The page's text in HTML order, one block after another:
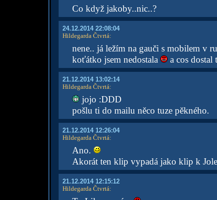
Co když jakoby..nic..?
24.12.2014 22:08:04
Hildegarda Čtvrtá:
nene.. já ležím na gauči s mobilem v
koťátko jsem nedostala
a cos dostal
21.12.2014 13:02:14
Hildegarda Čtvrtá:
jojo :DDD
pošlu ti do mailu něco tuze pěkného.
21.12.2014 12:26:04
Hildegarda Čtvrtá:
Ano.
Akorát ten klip vypadá jako klip k
21.12.2014 12:15:12
Hildegarda Čtvrtá: